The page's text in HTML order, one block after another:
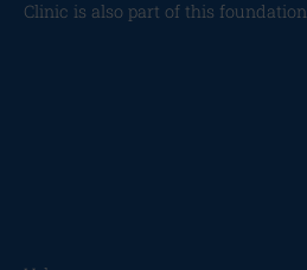
Clinic is also part of this foundation.